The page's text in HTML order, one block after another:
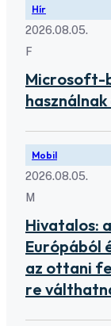
Hír
2026.08.05.
F
Microsoft-
Mobil
2026.08.05.
M
Hivatalos:
Európából
az ottani
re